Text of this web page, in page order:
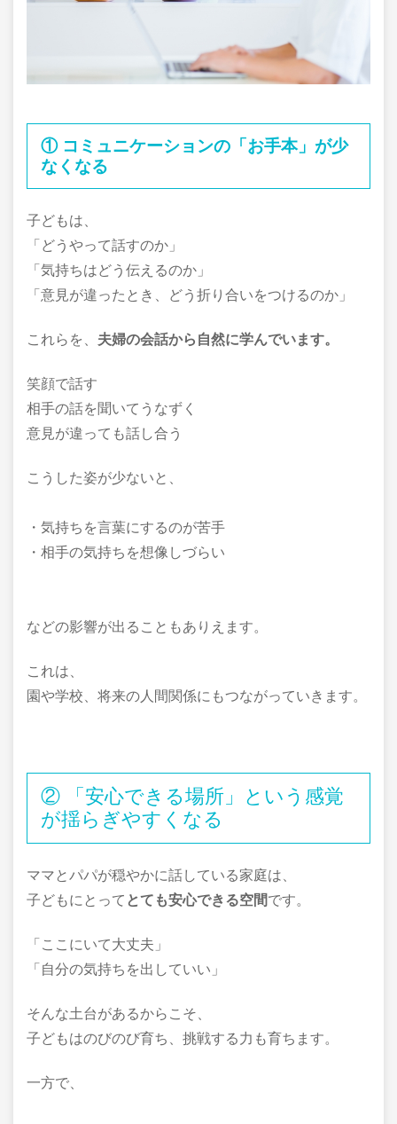
① コミュニケーションの「お手本」が少
なくなる
子どもは、
「どうやって話すのか」
「気持ちはどう伝えるのか」
「意見が違ったとき、どう折り合いをつけるのか」
これらを、 夫婦の会話から自然に学んでいます。
笑顔で話す
相手の話を聞いてうなずく
意見が違っても話し合う
こうした姿が少ないと、
・気持ちを言葉にするのが苦手
・相手の気持ちを想像しづらい
などの影響が出ることもありえます。
これは、
園や学校、将来の人間関係にもつながっていきます。
② 「安心できる場所」という感覚
が揺らぎやすくなる
ママとパパが穏やかに話している家庭は、
子どもにとって とても安心できる空間です。
「ここにいて大丈夫」
「自分の気持ちを出していい」
そんな土台があるからこそ、
子どもはのびのび育ち、挑戦する力も育ちます。
一方で、